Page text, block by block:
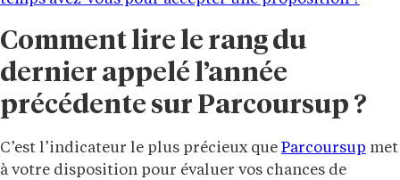
Comment lire le rang du
dernier appelé l’année
précédente sur Parcoursup ?
C’est l’indicateur le plus précieux que Parcoursup met
à votre disposition pour évaluer vos chances de